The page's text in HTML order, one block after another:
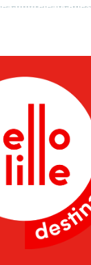
culturele locaties